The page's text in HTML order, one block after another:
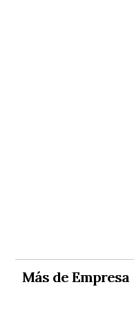
Más de Empresa